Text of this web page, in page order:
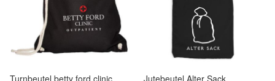
Turnbeutel betty ford clinic
Jutebeutel Alter Sack